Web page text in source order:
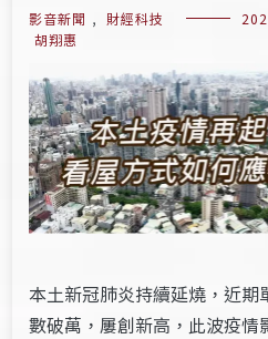
影音新聞 , 財經科技
胡翔惠
本土新冠肺炎持續延燒，近期
數破萬，屢創新高，此波疫情